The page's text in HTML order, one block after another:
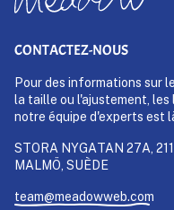
CONTACTEZ-NOUS
Pour des informations sur
la taille ou l'ajustement, les
notre équipe d'experts est
STORA NYGATAN 27A,
MALMÖ, SUÈDE
team@meadowweb.com